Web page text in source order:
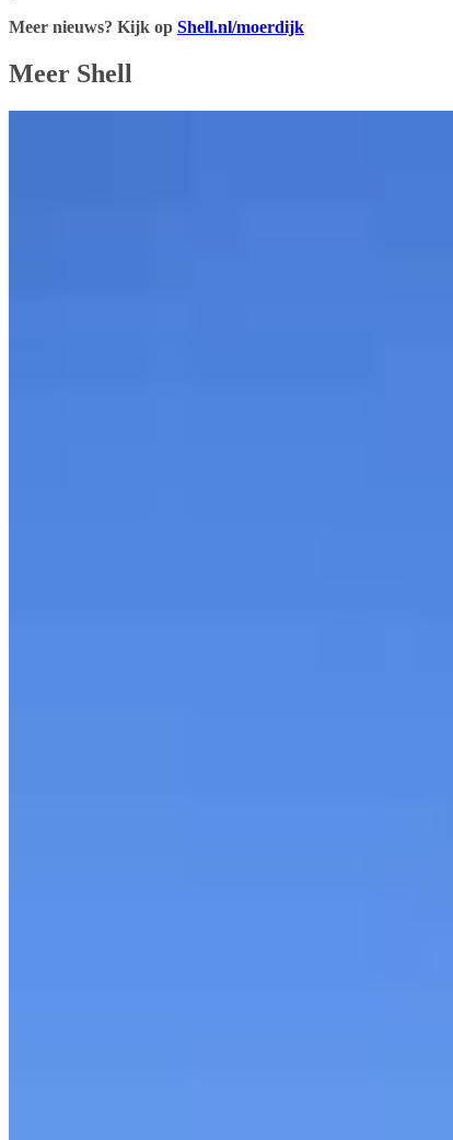
Meer nieuws? Kijk op Shell.nl/moerdijk
Meer Shell